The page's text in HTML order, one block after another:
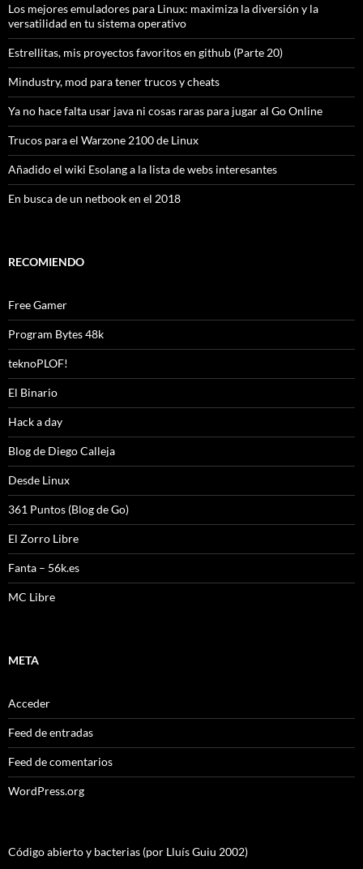
Los mejores emuladores para Linux: maximiza la diversión y la
versatilidad en tu sistema operativo
Estrellitas, mis proyectos favoritos en github (Parte 20)
Mindustry, mod para tener trucos y cheats
Ya no hace falta usar java ni cosas raras para jugar al Go Online
Trucos para el Warzone 2100 de Linux
Añadido el wiki Esolang a la lista de webs interesantes
En busca de un netbook en el 2018
RECOMIENDO
Free Gamer
Program Bytes 48k
teknoPLOF!
El Binario
Hack a day
Blog de Diego Calleja
Desde Linux
361 Puntos (Blog de Go)
El Zorro Libre
Fanta – 56k.es
MC Libre
META
Acceder
Feed de entradas
Feed de comentarios
WordPress.org
Código abierto y bacterias (por Lluís Guiu 2002)